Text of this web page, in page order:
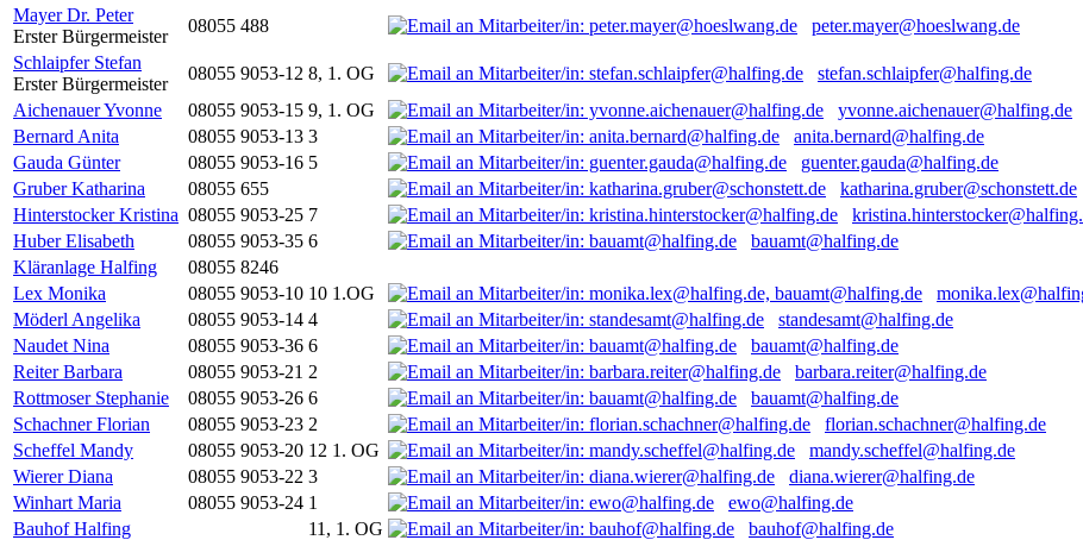
Mayer Dr. Peter
Erster Bürgermeister
08055 488
peter.mayer@hoeslwang.de
Schlaipfer Stefan
Erster Bürgermeister
08055 9053-12 8, 1. OG
stefan.schlaipfer@halfing.de
Aichenauer Yvonne
08055 9053-15 9, 1. OG
yvonne.aichenauer@halfing.de
Bernard Anita
08055 9053-13 3
anita.bernard@halfing.de
Gauda Günter
08055 9053-16 5
guenter.gauda@halfing.de
Gruber Katharina
08055 655
katharina.gruber@schonstett.de
Hinterstocker Kristina 08055 9053-25 7
Huber Elisabeth
08055 9053-35 6
bauamt@halfing.de
Kläranlage Halfing
08055 8246
Lex Monika
08055 9053-10 10 1.OG
Möderl Angelika
08055 9053-14 4
standesamt@halfing.de
Naudet Nina
08055 9053-36 6
bauamt@halfing.de
Reiter Barbara
08055 9053-21 2
barbara.reiter@halfing.de
Rottmoser Stephanie
08055 9053-26 6
bauamt@halfing.de
Schachner Florian
08055 9053-23 2
florian.schachner@halfing.de
Scheffel Mandy
08055 9053-20 12 1. OG
mandy.scheffel@halfing.de
Wierer Diana
08055 9053-22 3
diana.wierer@halfing.de
Winhart Maria
08055 9053-24 1
ewo@halfing.de
Bauhof Halfing
11, 1. OG bauhof@halfing.de